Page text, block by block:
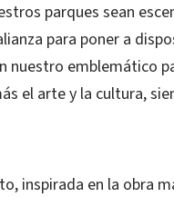
parques sean
para poner a
nuestro emblemático
el arte y la cultura,
inspirada en la obra